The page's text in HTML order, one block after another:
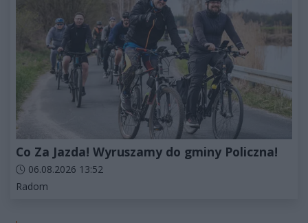
Co Za Jazda! Wyruszamy do gminy Policzna!
Data dodania artykułu:
06.08.2026 13:52
Kategorie artykułu:
Radom